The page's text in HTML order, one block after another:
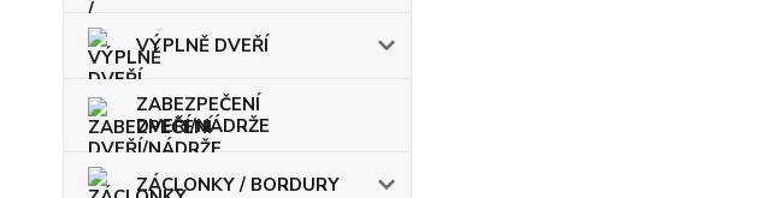
VÝPLNĚ DVEŘÍ
ZABEZPEČENÍ
DVEŘÍ/NÁDRŽE
ZÁCLONKY / BORDURY